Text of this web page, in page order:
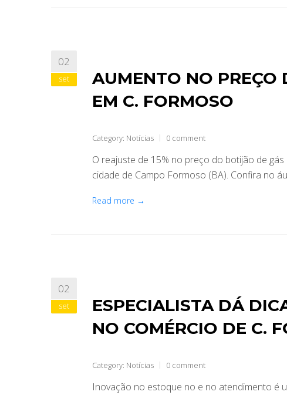
02
set
AUMENTO NO PREÇO
EM C. FORMOSO
Category: Notícias 0 comment
O reajuste de 15% no preço do botijão de
cidade de Campo Formoso (BA). Confira no
Read more →
02
set
ESPECIALISTA DÁ
NO COMÉRCIO DE C.
Category: Notícias 0 comment
Inovação no estoque no e no atendimento é